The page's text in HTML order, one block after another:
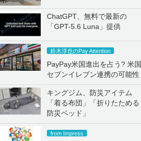
ChatGPT、無料で最新の
「GPT-5.6 Luna」提供
鈴木淳也のPay Attention
PayPay米国進出を占う? 米国
セブンイレブン連携の可能性
キングジム、防災アイテム
「着る布団」「折りたためる
防災ベッド」
from Impress